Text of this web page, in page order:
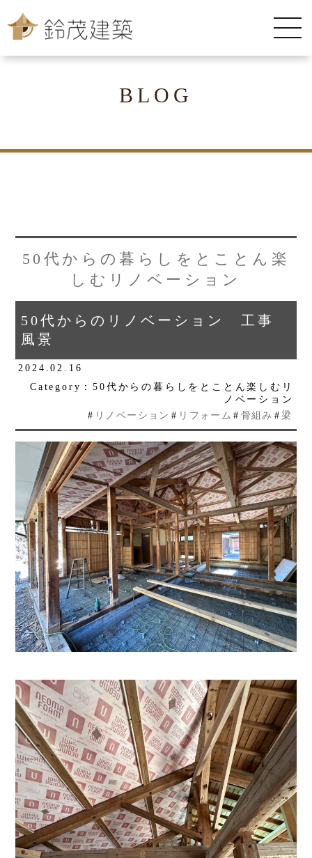
BLOG
50代からの暮らしをとことん楽
しむリノベーション
50代からのリノベーション 工事
風景
2024.02.16
Category：50代からの暮らしをとことん楽しむリ
ノベーション
# リノベーション # リフォーム # 骨組み # 梁